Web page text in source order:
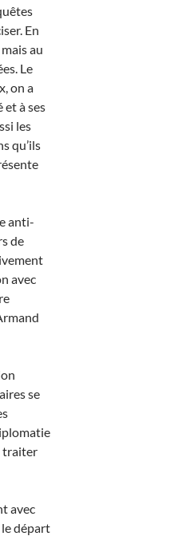
En
au
Le
on a
et à ses
les
qu’ils
anti-
de
avec
se
traiter
avec
départ